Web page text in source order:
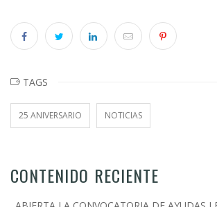
TAGS
25 ANIVERSARIO NOTICIAS
CONTENIDO RECIENTE